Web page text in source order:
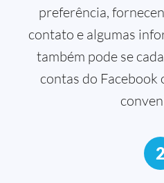
preferência,
contato e algumas
também pode se
contas do Facebook
2